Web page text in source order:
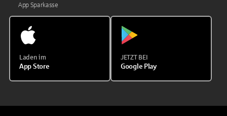
App Sparkasse
Laden im
App Store
JETZT BEI
Google Play